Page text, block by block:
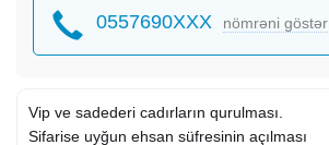
0557690XXX nömrəni göstər
Vip ve sadederi cadırların qurulması.
Sifarise uyğun ehsan süfresinin açılması